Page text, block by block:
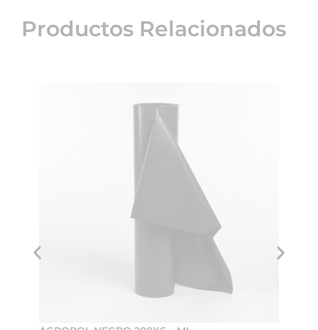
Productos Relacionados